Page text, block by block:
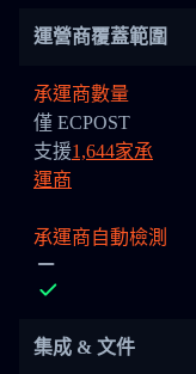
運營商覆蓋範圍
承運商數量
僅 ECPOST
支援1,644家承
運商
承運商自動檢測
集成 & 文件